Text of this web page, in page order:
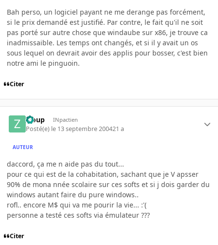
Bah perso, un logiciel payant ne me derange pas forcément,
si le prix demandé est justifié. Par contre, le fait qu'il ne soit
pas porté sur autre chose que windaube sur x86, je trouve ca
inadmissaible. Les temps ont changés, et si il y avait un os
sous lequel on devrait avoir des applis pour bosser, c'est bien
notre ami le pinguoin.
Citer
Zloup INpactien
Posté(e) le 13 septembre 200421 a
AUTEUR
daccord, ça me n aide pas du tout...
pour ce qui est de la cohabitation, sachant que je V apsser
90% de mona nnée scolaire sur ces softs et si j dois garder du
windows autant faire du pure windows..
rofl.. encore M$ qui va me pourir la vie... :'(
personne a testé ces softs via émulateur ???
Citer